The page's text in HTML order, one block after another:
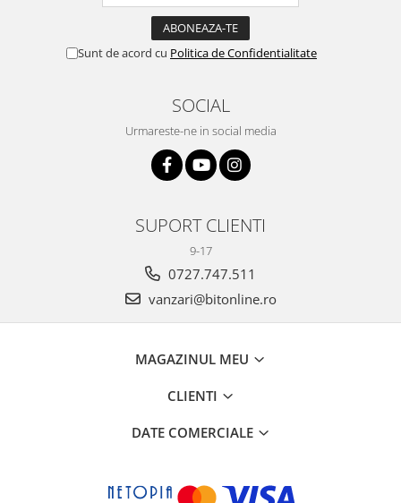
Sunt de acord cu Politica de Confidentialitate
SOCIAL
Urmareste-ne in social media
SUPORT CLIENTI
9-17
0727.747.511
vanzari@bitonline.ro
MAGAZINUL MEU
CLIENTI
DATE COMERCIALE